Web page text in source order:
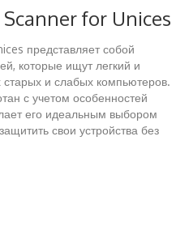
for Unices
представляет собой
которые ищут легкий и
и слабых компьютеров.
с учетом особенностей
его идеальным выбором
свои устройства без